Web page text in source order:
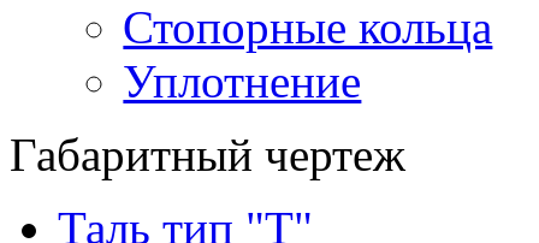
Стопорные кольца
Уплотнение
Габаритный чертеж
Таль тип "Т"